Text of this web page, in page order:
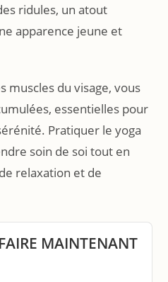
ridules, un atout
apparence jeune et
muscles du visage, vous
essentielles pour
Pratiquer le yoga
soin de soi tout en
relaxation et de
MAINTENANT